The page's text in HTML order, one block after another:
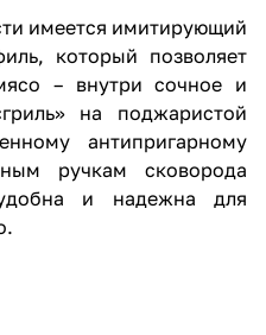
имеется имитирующий
который позволяет
– внутри сочное и
на поджаристой
антипригарному
ручкам сковорода
и надежна для